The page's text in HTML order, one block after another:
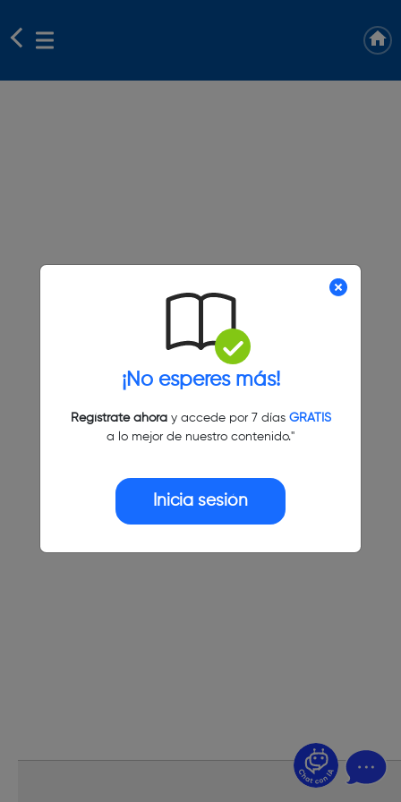
¡No esperes más!
Regístrate ahoray accede por 7 días GRATIS
a lo mejor de nuestro contenido."
Inicia sesión